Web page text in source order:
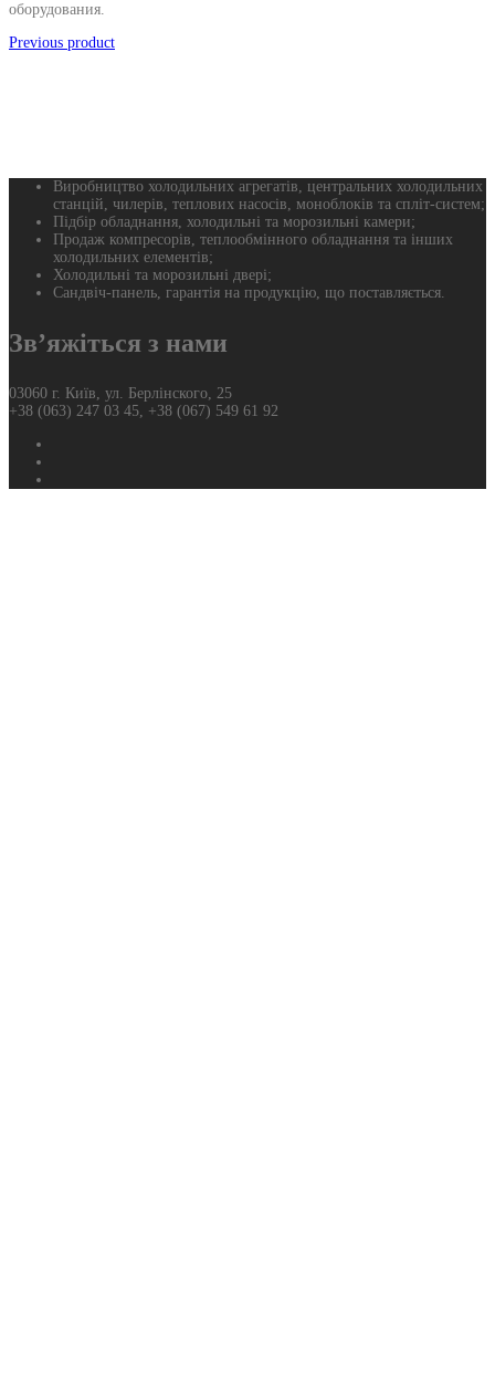
оборудования.
Previous product
Виробництво холодильних агрегатів, центральних холодильних
станцій, чилерів, теплових насосів, моноблоків та спліт-систем;
Підбір обладнання, холодильні та морозильні камери;
Продаж компресорів, теплообмінного обладнання та інших
холодильних елементів;
Холодильні та морозильні двері;
Сандвіч-панель, гарантія на продукцію, що поставляється.
Зв’яжіться з нами
03060 г. Київ, ул. Берлінского, 25
+38 (063) 247 03 45, +38 (067) 549 61 92